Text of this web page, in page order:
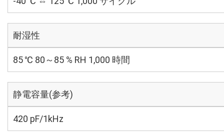
耐湿性
85 ℃ 80～85 % RH 1,000 時間
静電容量(参考)
420 pF/1kHz